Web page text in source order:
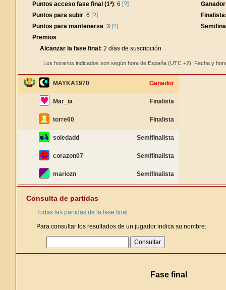
Puntos acceso fase final (1ª): 6 [?]
Puntos para subir: 6 [?]
Puntos para mantenerse: 3 [?]
Premios
Alcanzar la fase final: 2 días de suscripción
Los horarios indicados son según hora de España (UTC +2). Fecha y
MAYKA1970 Ganador
Mar_ia Finalista
torre60 Finalista
soledadd Semifinalista
corazon07 Semifinalista
mariozn Semifinalista
Consulta de partidas
Todas las partidas de la fase final
Para consultar los resultados de un jugador indica su nombre:
Fase final